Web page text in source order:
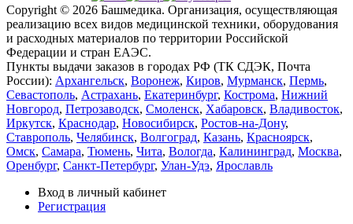
Copyright © 2026 Башмедика. Организация, осуществляющая
реализацию всех видов медицинской техники, оборудования
и расходных материалов по территории Российской
Федерации и стран ЕАЭС.
Пункты выдачи заказов в городах РФ (ТК СДЭК, Почта
России): Архангельск, Воронеж, Киров, Мурманск, Пермь,
Севастополь, Астрахань, Екатеринбург, Кострома, Нижний
Новгород, Петрозаводск, Смоленск, Хабаровск, Владивосток,
Иркутск, Краснодар, Новосибирск, Ростов-на-Дону,
Ставрополь, Челябинск, Волгоград, Казань, Красноярск,
Омск, Самара, Тюмень, Чита, Вологда, Калининград, Москва,
Оренбург, Санкт-Петербург, Улан-Удэ, Ярославль
Вход в личный кабинет
Регистрация